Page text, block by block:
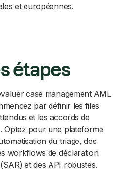
et européennes.
étapes
case management AML
par définir les files
et les accords de
Optez pour une plateforme
du triage, des
workflows de déclaration
et des API robustes.